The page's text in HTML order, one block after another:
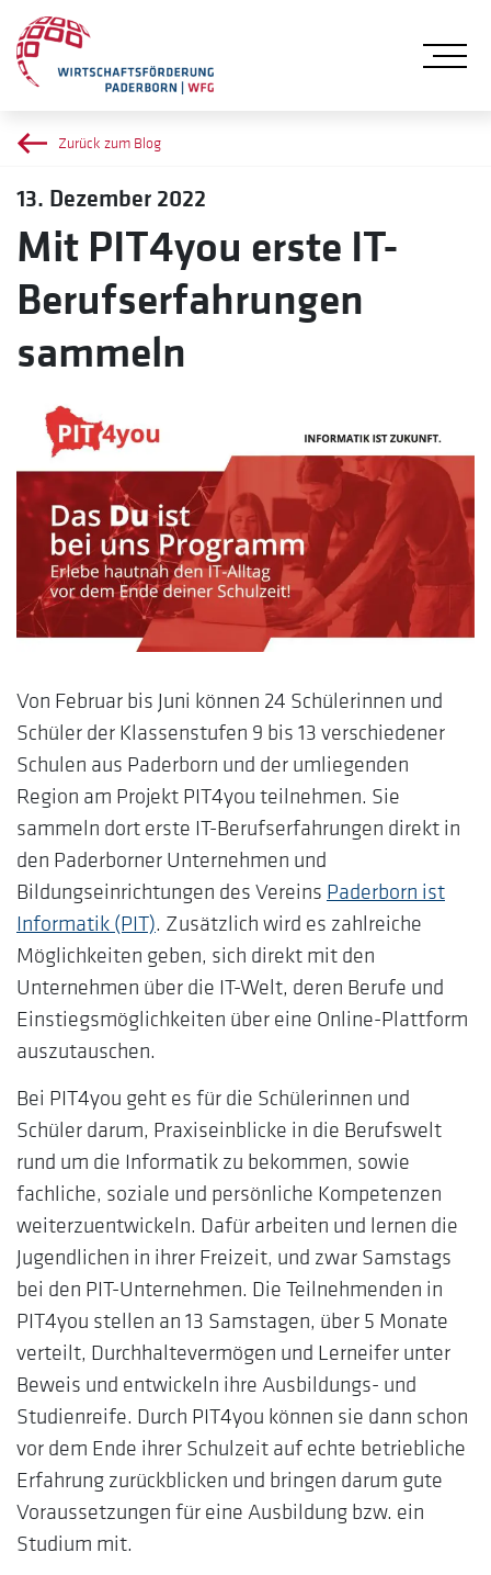
Zurück zum Blog
13. Dezember 2022
Mit PIT4you erste IT-
Berufserfahrungen
sammeln
Von Februar bis Juni können 24 Schülerinnen und
Schüler der Klassenstufen 9 bis 13 verschiedener
Schulen aus Paderborn und der umliegenden
Region am Projekt PIT4you teilnehmen. Sie
sammeln dort erste IT-Berufserfahrungen direkt in
den Paderborner Unternehmen und
Bildungseinrichtungen des Vereins Paderborn ist
Informatik (PIT). Zusätzlich wird es zahlreiche
Möglichkeiten geben, sich direkt mit den
Unternehmen über die IT-Welt, deren Berufe und
Einstiegsmöglichkeiten über eine Online-Plattform
auszutauschen.
Bei PIT4you geht es für die Schülerinnen und
Schüler darum, Praxiseinblicke in die Berufswelt
rund um die Informatik zu bekommen, sowie
fachliche, soziale und persönliche Kompetenzen
weiterzuentwickeln. Dafür arbeiten und lernen die
Jugendlichen in ihrer Freizeit, und zwar Samstags
bei den PIT-Unternehmen. Die Teilnehmenden in
PIT4you stellen an 13 Samstagen, über 5 Monate
verteilt, Durchhaltevermögen und Lerneifer unter
Beweis und entwickeln ihre Ausbildungs- und
Studienreife. Durch PIT4you können sie dann schon
vor dem Ende ihrer Schulzeit auf echte betriebliche
Erfahrung zurückblicken und bringen darum gute
Voraussetzungen für eine Ausbildung bzw. ein
Studium mit.